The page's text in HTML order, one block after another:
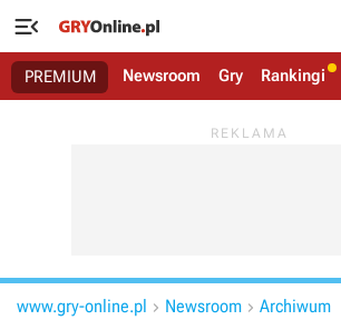

PREMIUM Newsroom Gry Rankingi
www.gry-online.pl  Newsroom  Archiwum